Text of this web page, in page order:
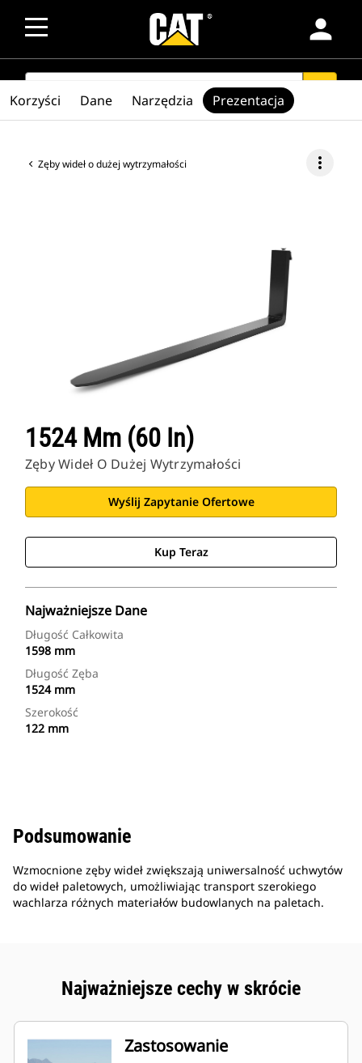
person
SEARCH
Zęby wideł o dużej wytrzymałości more_vert
1524 Mm (60 In)
Zęby Wideł O Dużej Wytrzymałości
Wyślij Zapytanie Ofertowe
Kup Teraz
Najważniejsze Dane
Długość Całkowita
1598 mm
Długość Zęba
1524 mm
Szerokość
122 mm
Korzyści Dane Narzędzia Prezentacja
Podsumowanie
Wzmocnione zęby wideł zwiększają uniwersalność uchwytów
do wideł paletowych, umożliwiając transport szerokiego
wachlarza różnych materiałów budowlanych na paletach.
Najważniejsze cechy w skrócie
Zastosowanie